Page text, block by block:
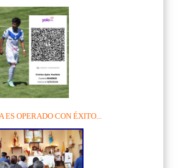
ES OPERADO CON ÉXITO...